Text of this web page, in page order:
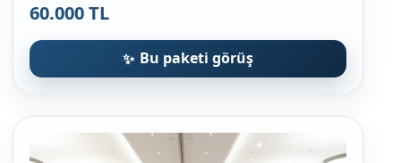
60.000 TL
Bu paketi görüş